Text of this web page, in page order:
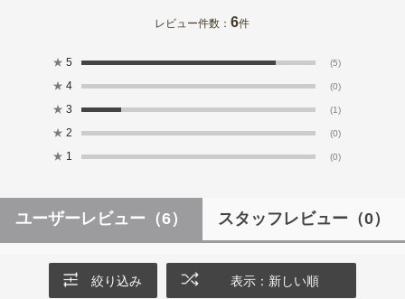
レビュー件数：6件
★ 5 (5)
★ 4 (0)
★ 3 (1)
★ 2 (0)
★ 1 (0)
ユーザーレビュー （6） スタッフレビュー （0）
絞り込み 表示：新しい順